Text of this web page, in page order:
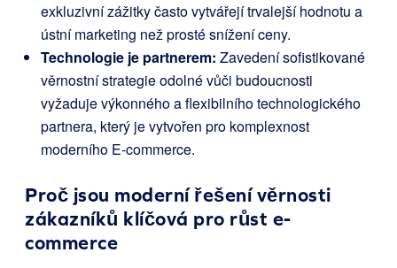
exkluzivní zážitky často vytvářejí trvalejší hodnotu a
ústní marketing než prosté snížení ceny.
Technologie je partnerem: Zavedení sofistikované
věrnostní strategie odolné vůči budoucnosti
vyžaduje výkonného a flexibilního technologického
partnera, který je vytvořen pro komplexnost
moderního E-commerce.
Proč jsou moderní řešení věrnosti
zákazníků klíčová pro růst e-
commerce